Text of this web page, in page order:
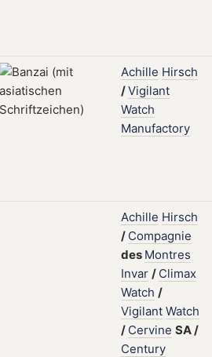
Achille Hirsch
/Vigilant
Watch
Manufactory
Achille Hirsch
/ Compagnie
des Montres
Invar / Climax
Watch /
Vigilant Watch
/ Cervine SA/
Century